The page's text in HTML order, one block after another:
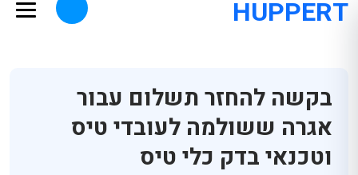
HUPPERT
בקשה להחזר תשלום עבור
אגרה ששולמה לעובדי טיס
וטכנאי בדק כלי טיס